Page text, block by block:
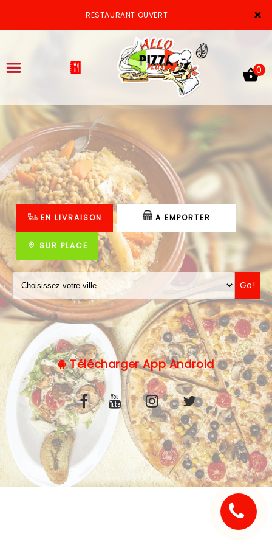
×
RESTAURANT OUVERT
ACCUEIL
LA CARTE
VOTRE COMPTE
NOTRE RESTAURANT
VOS AVIS
MENTIONS LÉGALES
0
EN LIVRAISON A EMPORTER
SUR PLACE
Go!
Télécharger App Android